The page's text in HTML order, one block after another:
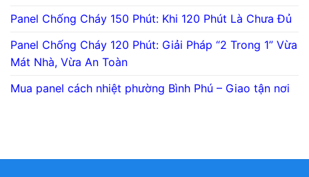
Panel Chống Cháy 150 Phút: Khi 120 Phút Là Chưa Đủ
Panel Chống Cháy 120 Phút: Giải Pháp “2 Trong 1” Vừa
Mát Nhà, Vừa An Toàn
Mua panel cách nhiệt phường Bình Phú – Giao tận nơi